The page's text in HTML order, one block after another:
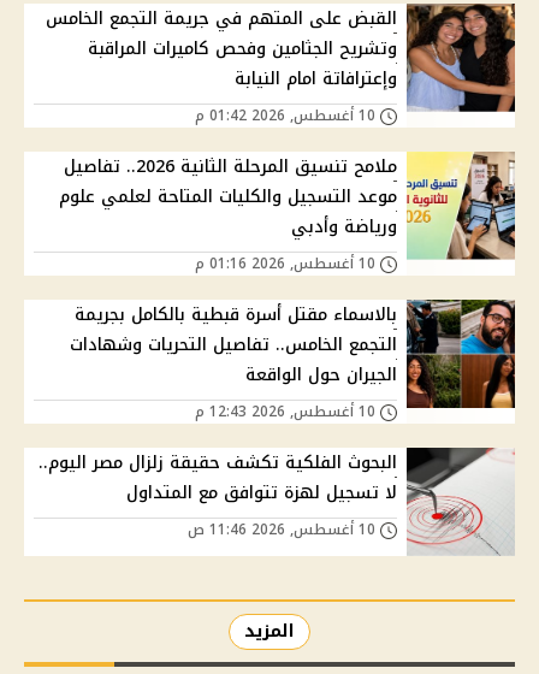
القبض على المتهم في جريمة التجمع الخامس
وتشريح الجثامين وفحص كاميرات المراقبة
وإعترافاتة امام النيابة
ملامح تنسيق المرحلة الثانية 2026.. تفاصيل
موعد التسجيل والكليات المتاحة لعلمي علوم
ورياضة وأدبي
بالاسماء مقتل أسرة قبطية بالكامل بجريمة
التجمع الخامس.. تفاصيل التحريات وشهادات
الجيران حول الواقعة
البحوث الفلكية تكشف حقيقة زلزال مصر اليوم..
لا تسجيل لهزة تتوافق مع المتداول
المزيد